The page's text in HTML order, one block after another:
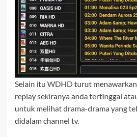
Selain itu WDHD turut
replay sekiranya anda tertinggal
untuk melihat drama-drama yang
didalam channel tv.